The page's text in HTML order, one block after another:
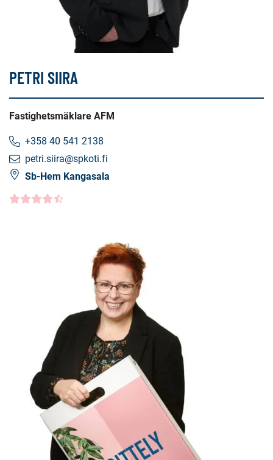
PETRI SIIRA
Fastighetsmäklare AFM
+358 40 541 2138
petri.siira@spkoti.fi
Sb-Hem Kangasala
Kundbetyg